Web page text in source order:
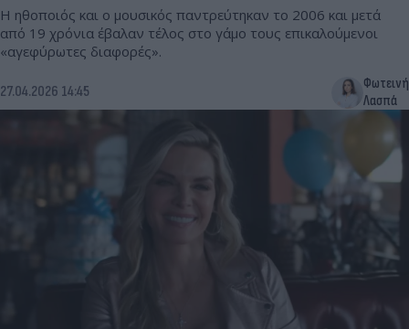
Η ηθοποιός και ο μουσικός παντρεύτηκαν το 2006 και μετά
από 19 χρόνια έβαλαν τέλος στο γάμο τους επικαλούμενοι
«αγεφύρωτες διαφορές».
27.04.2026 14:45
Φωτεινή
Λασπά